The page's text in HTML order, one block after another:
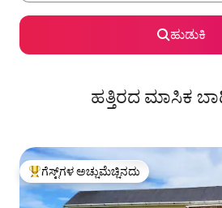
ಹುಡುಕಿ
ಹತ್ತಿರದ ಮಾಸಿಕ
ಗೆಸ್ಟ್‌ಗಳಿಗೆ ಅತಿ ಹೆಚ್ಚು ಅಚ್ಚುಮೆಚ್ಚಿನದು
ಗೆಸ್ಟ್‌ಗಳ ಅಚ್ಚುಮೆಚ್ಚಿನದು